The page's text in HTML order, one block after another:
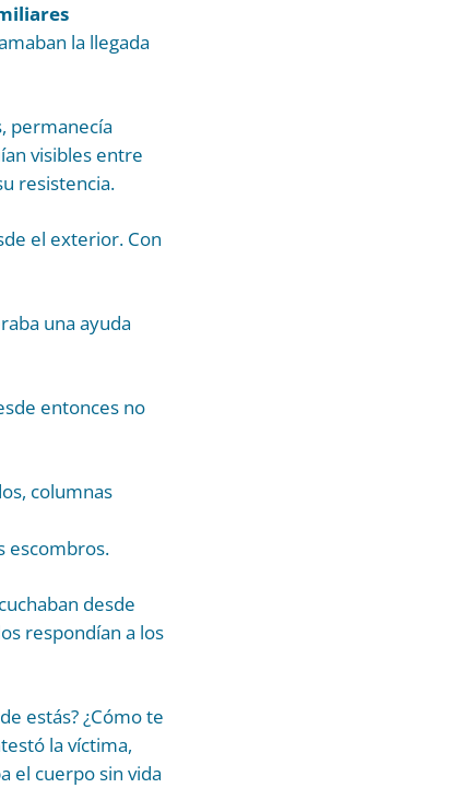
la llegada
permanecía
visibles entre
resistencia.
el exterior. Con
una ayuda
entonces no
columnas
escombros.
desde
respondían a los
estás? ¿Cómo te
la víctima,
el cuerpo sin vida